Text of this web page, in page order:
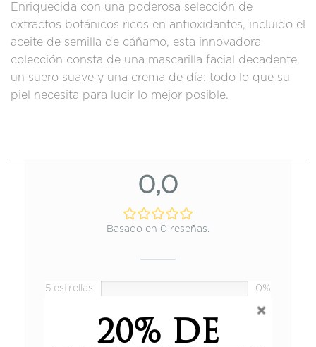
Enriquecida con una poderosa selección de
extractos botánicos ricos en antioxidantes, incluido el
aceite de semilla de cáñamo, esta innovadora
colección consta de una mascarilla facial decadente,
un suero suave y una crema de día: todo lo que su
piel necesita para lucir lo mejor posible.
0,0
Basado en 0 reseñas.
5 estrellas
0%
0%
20% DE